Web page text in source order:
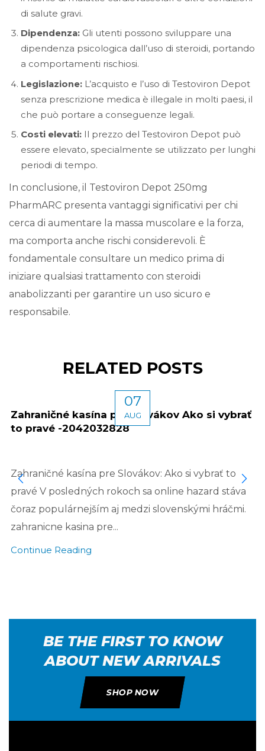
di salute gravi.
Dipendenza: Gli utenti possono sviluppare una
dipendenza psicologica dall’uso di steroidi, portando
a comportamenti rischiosi.
Legislazione: L’acquisto e l’uso di Testoviron Depot
senza prescrizione medica è illegale in molti paesi, il
che può portare a conseguenze legali.
Costi elevati: Il prezzo del Testoviron Depot può
essere elevato, specialmente se utilizzato per lunghi
periodi di tempo.
In conclusione, il Testoviron Depot 250mg
PharmARC presenta vantaggi significativi per chi
cerca di aumentare la massa muscolare e la forza,
ma comporta anche rischi considerevoli. È
fondamentale consultare un medico prima di
iniziare qualsiasi trattamento con steroidi
anabolizzanti per garantire un uso sicuro e
responsabile.
RELATED POSTS
07
AUG
Zahraničné kasína pre Slovákov Ako si vybrať
to pravé -2042032828
Zahraničné kasína pre Slovákov: Ako si vybrať to
pravé V posledných rokoch sa online hazard stáva
čoraz populárnejším aj medzi slovenskými hráčmi.
zahranicne kasina pre...
Continue Reading
BE THE FIRST TO KNOW
ABOUT NEW ARRIVALS
SHOP NOW